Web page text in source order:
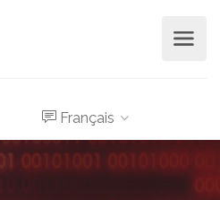
Français